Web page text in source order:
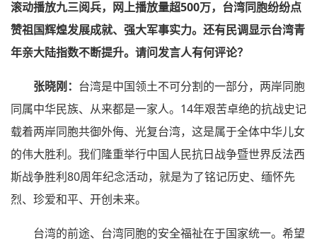
滚动播放九三阅兵，网上播放量超500万，台湾同胞纷纷点
赞祖国辉煌发展成就、强大军事实力。还有民调显示台湾青
年亲大陆指数不断提升。请问发言人有何评论？
张晓刚： 台湾是中国领土不可分割的一部分，两岸同胞
同属中华民族、从来都是一家人。14年艰苦卓绝的抗战史记
载着两岸同胞共御外侮、光复台湾，这是属于全体中华儿女
的伟大胜利。我们隆重举行中国人民抗日战争暨世界反法西
斯战争胜利80周年纪念活动，就是为了铭记历史、缅怀先
烈、珍爱和平、开创未来。
台湾的前途、台湾同胞的安全福祉在于国家统一。希望